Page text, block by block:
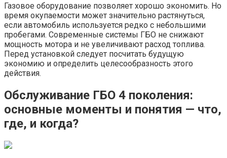
Газовое оборудование позволяет хорошо экономить. Но
время окупаемости может значительно растянуться,
если автомобиль используется редко с небольшими
пробегами. Современные системы ГБО не снижают
мощность мотора и не увеличивают расход топлива.
Перед установкой следует посчитать будущую
экономию и определить целесообразность этого
действия.
Обслуживание ГБО 4 поколения:
основные моменты и понятия — что,
где, и когда?